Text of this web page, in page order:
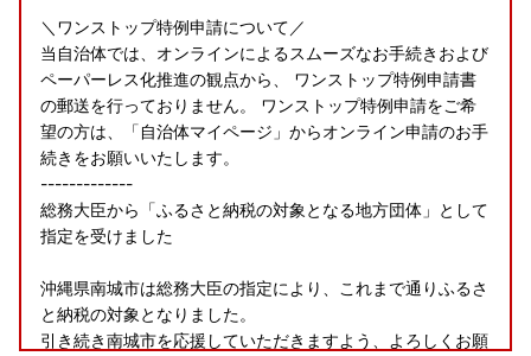
＼ワンストップ特例申請について／
当自治体では、オンラインによるスムーズなお手続きおよび
ペーパーレス化推進の観点から、 ワンストップ特例申請書
の郵送を行っておりません。 ワンストップ特例申請をご希
望の方は、「自治体マイページ」からオンライン申請のお手
続きをお願いいたします。
-------------
総務大臣から「ふるさと納税の対象となる地方団体」として
指定を受けました
沖縄県南城市は総務大臣の指定により、これまで通りふるさ
と納税の対象となりました。
引き続き南城市を応援していただきますよう、よろしくお願